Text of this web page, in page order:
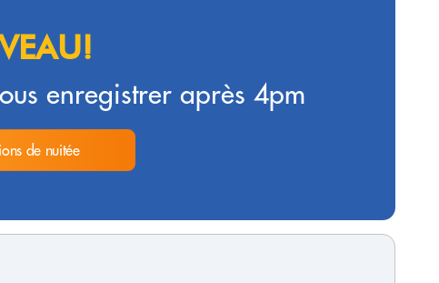
enregistrer après 4pm
de nuitée